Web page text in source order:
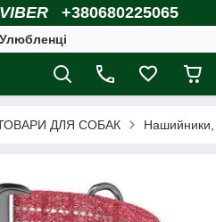
+380680225065
ДЛЯ СОБАК Нашийники,